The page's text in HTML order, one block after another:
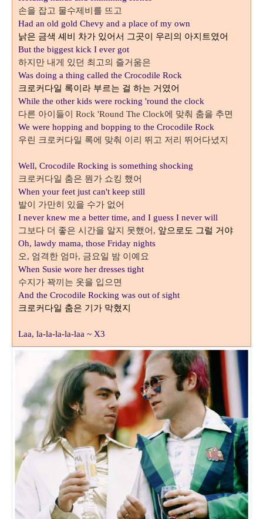
손을 잡고 물수제비를 뜨고
Had an old gold Chevy and a place of my own
낡은 금색 셰비 차가 있어서 그곳이 우리의 아지트였어
But the biggest kick I ever got
하지만 내게 있던 최고의 즐거움은
Was doing a thing called the Crocodile Rock
크로커다일 록이라 부르는 걸 하는 거였어
While the other kids were rocking 'round the clock
다른 아이들이 Rock 'Round The Clock에 맞춰 춤을 추면
We were hopping and bopping to the Crocodile Rock
우린 크로커다일 록에 맞춰 이리 뛰고 저리 뛰어다녔지
Well, Crocodile Rocking is something shocking
크로커다일 춤은 뭔가 쇼킹 했어
When your feet just can't keep still
발이 가만히 있을 수가 없어
I never knew me a better time, and I guess I never will
그보다 더 좋은 시간을 알지 못했어, 앞으로도 그럴 거야
Oh, lawdy mama, those Friday nights
오, 엄격한 엄마, 금요일 밤 이예요
When Susie wore her dresses tight
수지가 꽉끼는 옷을 입으면
And the Crocodile Rocking was out of sight
크로커다일 춤은 기가 막혔지
Laa, la-la-la-la-laa ~ X3